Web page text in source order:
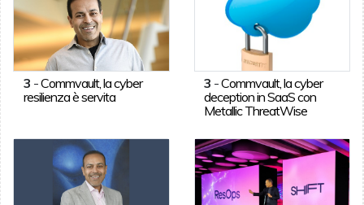
3 -Commvault, la cyber
resilienza è servita
3 -Commvault, la cyber
deception in SaaS con
Metallic ThreatWise